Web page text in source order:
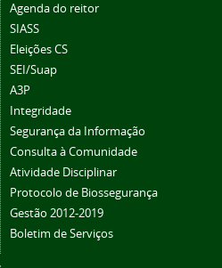
Agenda do reitor
SIASS
Eleições CS
SEI/Suap
A3P
Integridade
Segurança da Informação
Consulta à Comunidade
Atividade Disciplinar
Protocolo de Biossegurança
Gestão 2012-2019
Boletim de Serviços